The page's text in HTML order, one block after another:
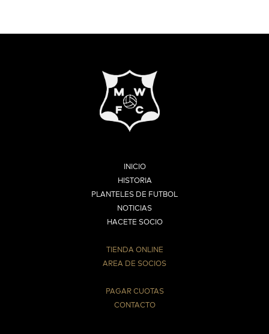
INICIO
HISTORIA
PLANTELES DE FUTBOL
NOTICIAS
HACETE SOCIO
TIENDA ONLINE
AREA DE SOCIOS
PAGAR CUOTAS
CONTACTO